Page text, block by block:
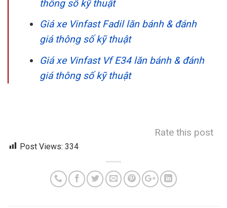
thông số kỹ thuật
Giá xe Vinfast Fadil lăn bánh & đánh
giá thông số kỹ thuật
Giá xe Vinfast Vf E34 lăn bánh & đánh
giá thông số kỹ thuật
Rate this post
Post Views: 334